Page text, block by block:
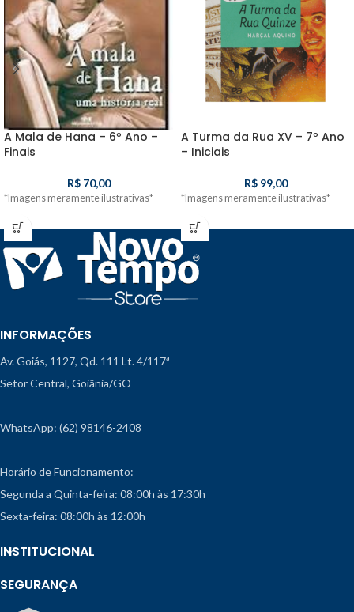
A Mala de Hana – 6º Ano –
Finais
R$70,00
*Imagens meramente ilustrativas*
A Turma da Rua XV – 7º Ano
– Iniciais
R$99,00
*Imagens meramente ilustrativas*
INFORMAÇÕES
Av. Goiás, 1127, Qd. 111 Lt. 4/117ª
Setor Central, Goiânia/GO
WhatsApp: (62) 98146-2408
Horário de Funcionamento:
Segunda a Quinta-feira: 08:00h às 17:30h
Sexta-feira: 08:00h às 12:00h
INSTITUCIONAL
SEGURANÇA